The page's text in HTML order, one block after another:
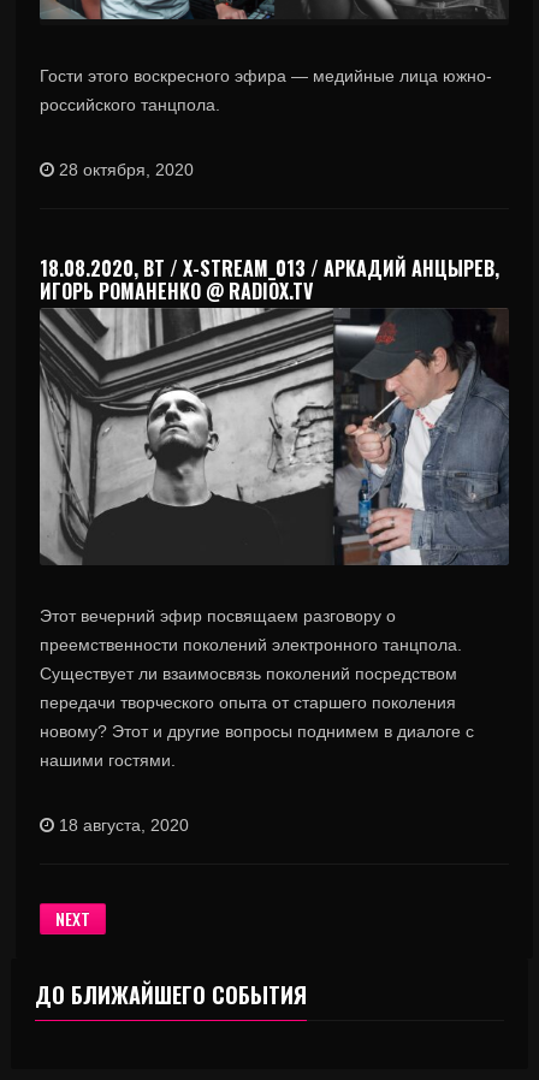
Гости этого воскресного эфира — медийные лица южно-
российского танцпола.
28 октября, 2020
18.08.2020, ВТ / X-STREAM_013 / АРКАДИЙ АНЦЫРЕВ,
ИГОРЬ РОМАНЕНКО @ RADIOX.TV
Этот вечерний эфир посвящаем разговору о
преемственности поколений электронного танцпола.
Существует ли взаимосвязь поколений посредством
передачи творческого опыта от старшего поколения
новому? Этот и другие вопросы поднимем в диалоге с
нашими гостями.
18 августа, 2020
NEXT
ДО БЛИЖАЙШЕГО СОБЫТИЯ